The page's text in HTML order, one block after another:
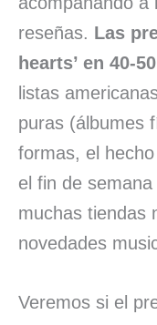
reseñas. Las
hearts’ en 40-
listas
puras (álbumes
formas, el
el fin de
muchas tiendas
novedades
Veremos si el